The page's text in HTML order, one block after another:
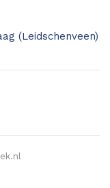
(Leidschenveen)